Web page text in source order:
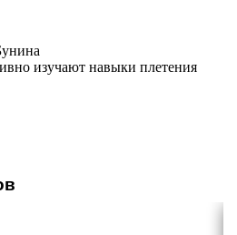
изучают навыки плетения